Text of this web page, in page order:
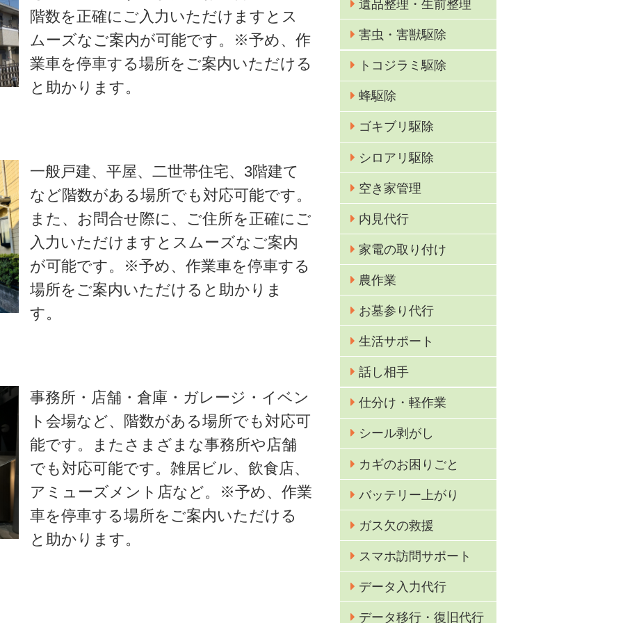
階数を正確にご入力いただけますとス
ムーズなご案内が可能です。※予め、作
業車を停車する場所をご案内いただける
と助かります。
一般戸建、平屋、二世帯住宅、3階建て
など階数がある場所でも対応可能です。
また、お問合せ際に、ご住所を正確にご
入力いただけますとスムーズなご案内
が可能です。※予め、作業車を停車する
場所をご案内いただけると助かりま
す。
事務所・店舗・倉庫・ガレージ・イベン
ト会場など、階数がある場所でも対応可
能です。またさまざまな事務所や店舗
でも対応可能です。雑居ビル、飲食店、
アミューズメント店など。※予め、作業
車を停車する場所をご案内いただける
と助かります。
遺品整理・生前整理
害虫・害獣駆除
トコジラミ駆除
蜂駆除
ゴキブリ駆除
シロアリ駆除
空き家管理
内見代行
家電の取り付け
農作業
お墓参り代行
生活サポート
話し相手
仕分け・軽作業
シール剥がし
カギのお困りごと
バッテリー上がり
ガス欠の救援
スマホ訪問サポート
データ入力代行
データ移行・復旧代行